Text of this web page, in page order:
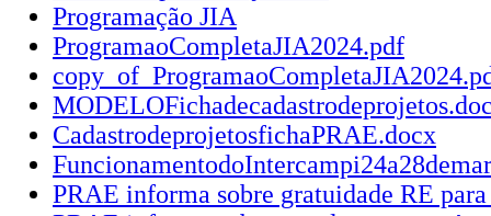
Programação JIA
ProgramaoCompletaJIA2024.pdf
CadastrodeprojetosfichaPRAE.docx
PRAE informa sobre gratuidade RE